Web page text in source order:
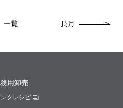
一覧 長月
用卸売
グレシピ